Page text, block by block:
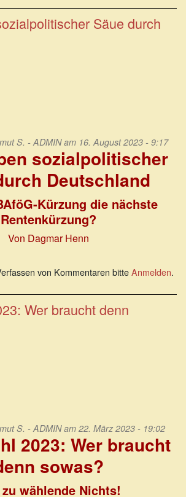
Säue durch
S. - ADMINam 16. August 2023 - 9:17
sozialpolitischer
Deutschland
Kürzung die nächste
Rentenkürzung?
Von Dagmar Henn
von Kommentaren bitteAnmelden.
Wer braucht denn
S. - ADMINam 22. März 2023 - 19:02
2023: Wer braucht
sowas?
zu wählende Nichts!